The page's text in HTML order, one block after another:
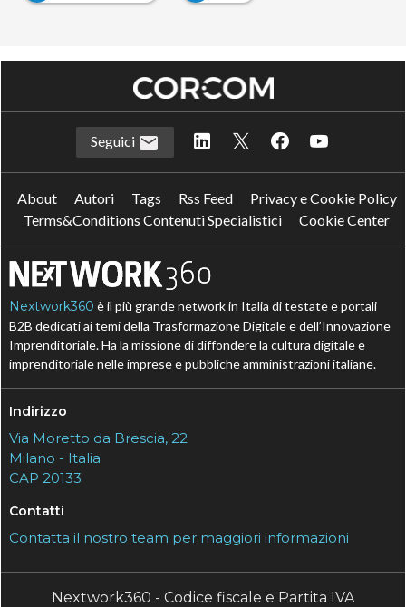
Seguici
About Autori Tags Rss Feed
Privacy e Cookie Policy
Terms&Conditions Contenuti Specialistici
Cookie Center
Nextwork360 è il più grande network in Italia di testate e portali
B2B dedicati ai temi della Trasformazione Digitale e dell’Innovazione
Imprenditoriale. Ha la missione di diffondere la cultura digitale e
imprenditoriale nelle imprese e pubbliche amministrazioni italiane.
Indirizzo
Via Moretto da Brescia, 22
Milano - Italia
CAP 20133
Contatti
Contatta il nostro team per maggiori informazioni
Nextwork360 - Codice fiscale e Partita IVA